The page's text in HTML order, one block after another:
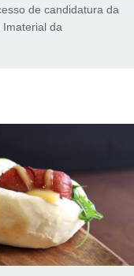
de candidatura da
Imaterial da